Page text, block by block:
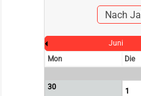
Nach
Juni
Mon
Die
30 1